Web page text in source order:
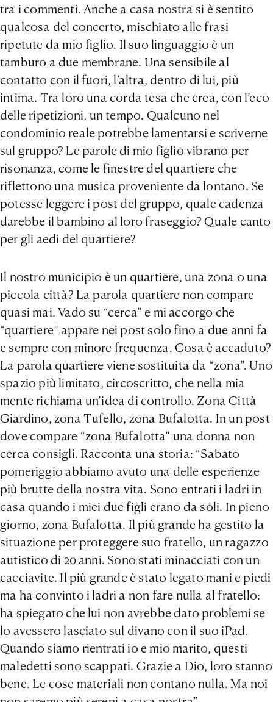
tra i commenti. Anche a casa nostra si è sentito
qualcosa del concerto, mischiato alle frasi
ripetute da mio figlio. Il suo linguaggio è un
tamburo a due membrane. Una sensibile al
contatto con il fuori, l’altra, dentro di lui, più
intima. Tra loro una corda tesa che crea, con l’eco
delle ripetizioni, un tempo. Qualcuno nel
condominio reale potrebbe lamentarsi e scriverne
sul gruppo? Le parole di mio figlio vibrano per
risonanza, come le finestre del quartiere che
riflettono una musica proveniente da lontano. Se
potesse leggere i post del gruppo, quale cadenza
darebbe il bambino al loro fraseggio? Quale canto
per gli aedi del quartiere?
Il nostro municipio è un quartiere, una zona o una
piccola città? La parola quartiere non compare
quasi mai. Vado su “cerca” e mi accorgo che
“quartiere” appare nei post solo fino a due anni fa
e sempre con minore frequenza. Cosa è accaduto?
La parola quartiere viene sostituita da “zona”. Uno
spazio più limitato, circoscritto, che nella mia
mente richiama un’idea di controllo. Zona Città
Giardino, zona Tufello, zona Bufalotta. In un post
dove compare “zona Bufalotta” una donna non
cerca consigli. Racconta una storia: “Sabato
pomeriggio abbiamo avuto una delle esperienze
più brutte della nostra vita. Sono entrati i ladri in
casa quando i miei due figli erano da soli. In pieno
giorno, zona Bufalotta. Il più grande ha gestito la
situazione per proteggere suo fratello, un ragazzo
autistico di 20 anni. Sono stati minacciati con un
cacciavite. Il più grande è stato legato mani e piedi
ma ha convinto i ladri a non fare nulla al fratello:
ha spiegato che lui non avrebbe dato problemi se
lo avessero lasciato sul divano con il suo iPad.
Quando siamo rientrati io e mio marito, questi
maledetti sono scappati. Grazie a Dio, loro stanno
bene. Le cose materiali non contano nulla. Ma noi